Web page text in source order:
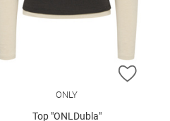
HINZUFÜGEN ZUR
ONLY
Top "ONLDubla"